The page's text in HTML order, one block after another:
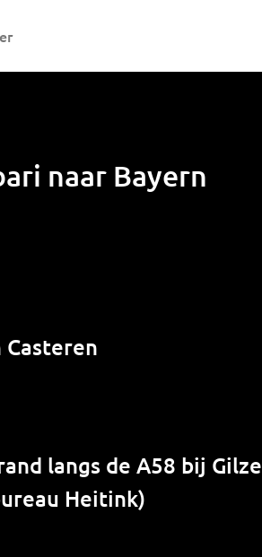
naar Bayern
langs de A58 bij Gilze
Heitink)